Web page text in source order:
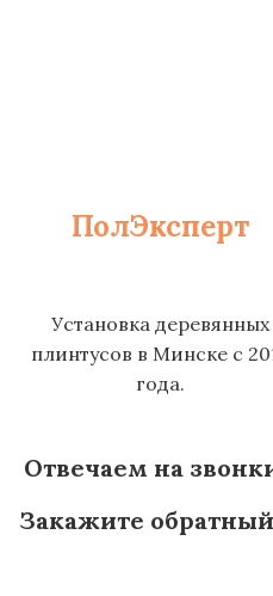
ПолЭксперт
Установка деревянных
плинтусов в Минске с
года.
Отвечаем на
Закажите